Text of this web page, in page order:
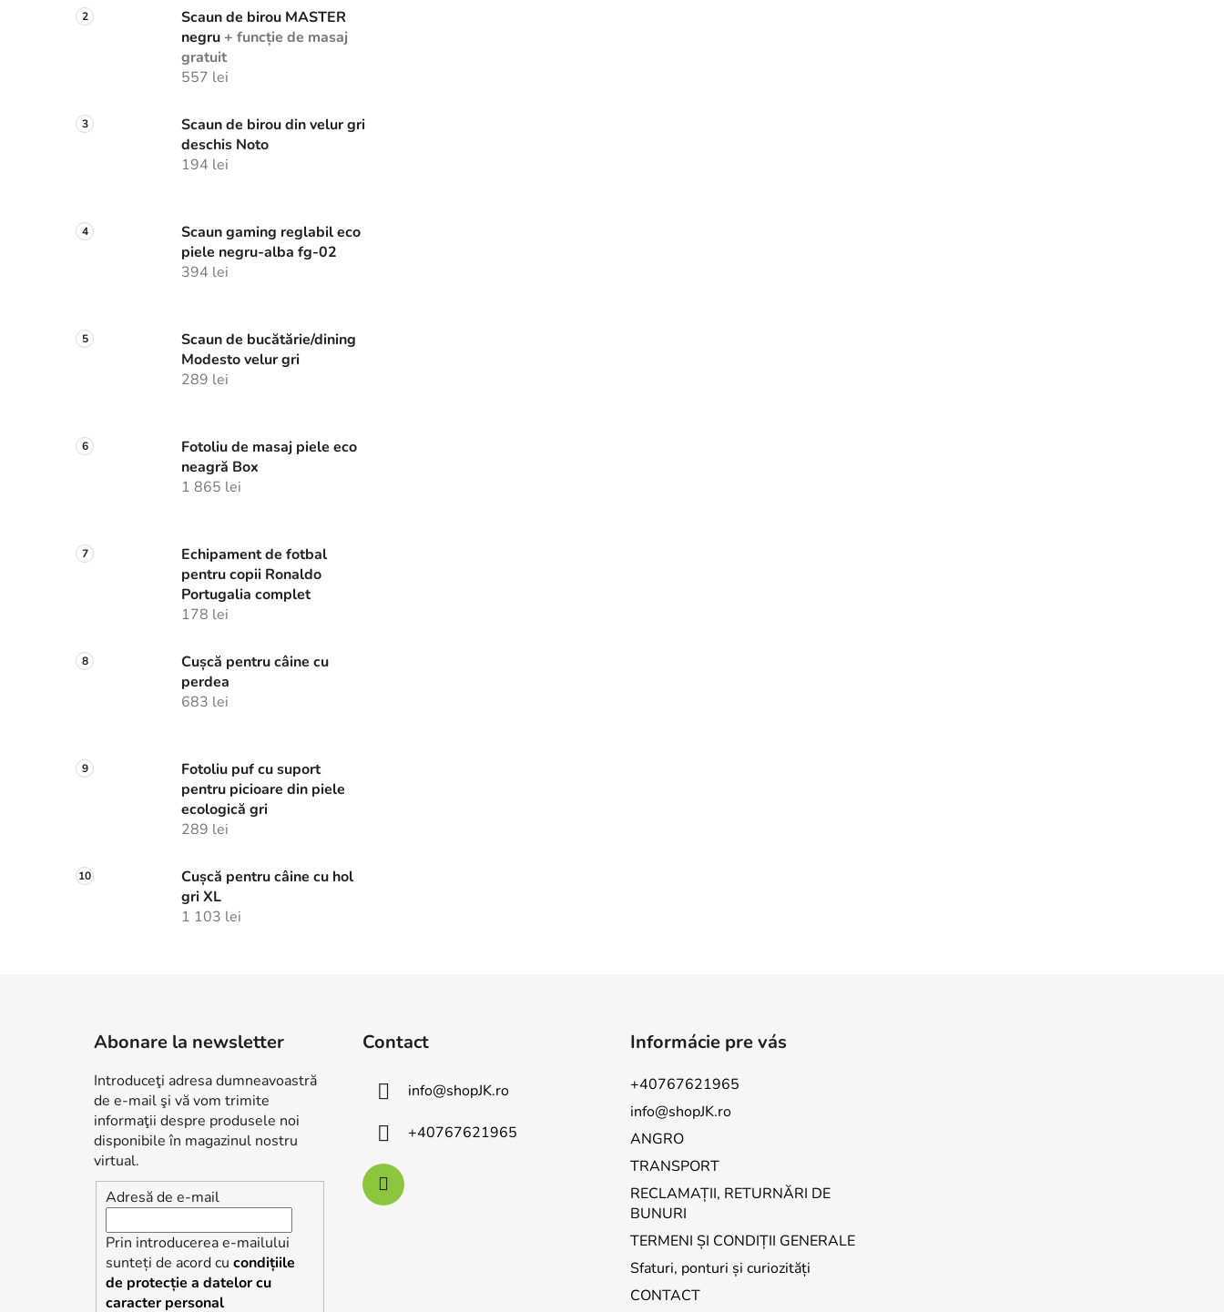
Scaun de birou MASTER
negru + funcție de masaj
gratuit
557 lei
Scaun de birou din velur gri
deschis Noto
194 lei
Scaun gaming reglabil eco
piele negru-alba fg-02
394 lei
Scaun de bucătărie/dining
Modesto velur gri
289 lei
Fotoliu de masaj piele eco
neagră Box
1 865 lei
Echipament de fotbal
pentru copii Ronaldo
Portugalia complet
178 lei
Cușcă pentru câine cu
perdea
683 lei
Fotoliu puf cu suport
pentru picioare din piele
ecologică gri
289 lei
Cușcă pentru câine cu hol
gri XL
1 103 lei
Abonare la newsletter
Introduceţi adresa dumneavoastră
de e-mail şi vă vom trimite
informaţii despre produsele noi
disponibile în magazinul nostru
virtual.
Adresă de e-mail
Prin introducerea e-mailului
sunteți de acord cu condițiile
de protecție a datelor cu
caracter personal
Contact
info@shopJK.ro
+40767621965
Informácie pre vás
+40767621965
info@shopJK.ro
ANGRO
TRANSPORT
RECLAMAȚII, RETURNĂRI DE
BUNURI
TERMENI ȘI CONDIȚII GENERALE
Sfaturi, ponturi și curiozități
CONTACT